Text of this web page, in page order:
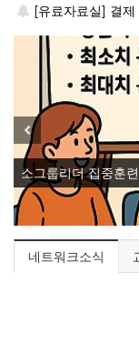
[유료자료실] 결제
소그룹리더 집중훈
Previous
네트워크소식